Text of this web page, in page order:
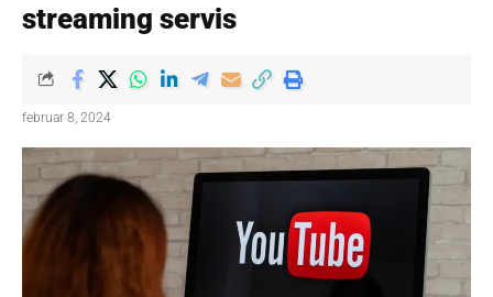
streaming servis
februar 8, 2024